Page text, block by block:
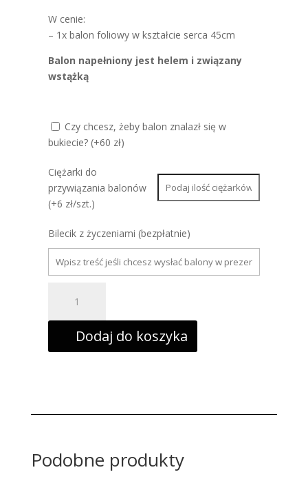
W cenie:
– 1x balon foliowy w kształcie serca 45cm
Balon napełniony jest helem i związany
wstążką
Czy chcesz, żeby balon znalazł się w
bukiecie? (+60 zł)
Ciężarki do
przywiązania balonów
(+6 zł/szt.)
Bilecik z życzeniami (bezpłatnie)
foliowy
45cm,
Dodaj do koszyka
Podobne produkty